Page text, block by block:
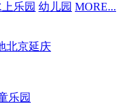
上乐园 幼儿园 MORE...
北京延庆
乐园